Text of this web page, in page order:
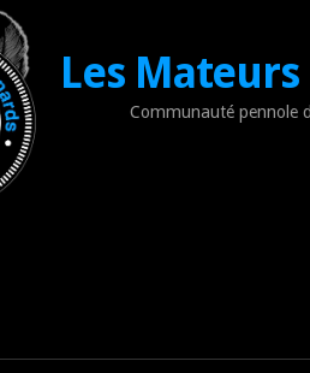
Les
Communauté pennole